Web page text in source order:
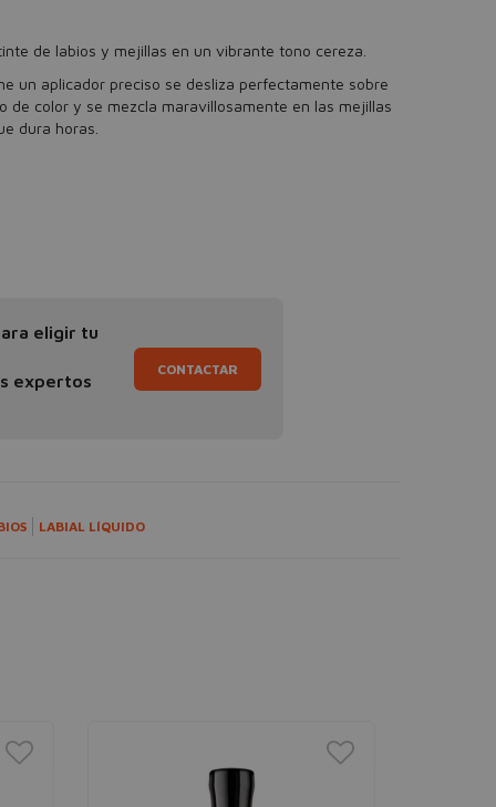
de labios y mejillas en un vibrante tono cereza.
un aplicador preciso se desliza perfectamente sobre
de color y se mezcla maravillosamente en las mejillas
dura horas.
eligir tu
expertos
CONTACTAR
LABIAL LÍQUIDO